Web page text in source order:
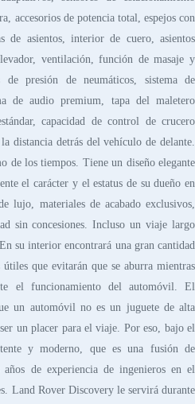
accesorios de potencia total, espejos con
asientos, interior de cuero, asientos
ventilación, función de masaje y
de presión de neumáticos, sistema de
de audio premium, tapa del maletero
capacidad de control de crucero
distancia detrás del vehículo de delante.
de los tiempos. Tiene un diseño elegante
el carácter y el estatus de su dueño en
lujo, materiales de acabado exclusivos,
sin concesiones. Incluso un viaje largo
su interior encontrará una gran cantidad
que evitarán que se aburra mientras
el funcionamiento del automóvil. El
un automóvil no es un juguete de alta
un placer para el viaje. Por eso, bajo el
y moderno, que es una fusión de
de experiencia de ingenieros en el
Land Rover Discovery le servirá durante